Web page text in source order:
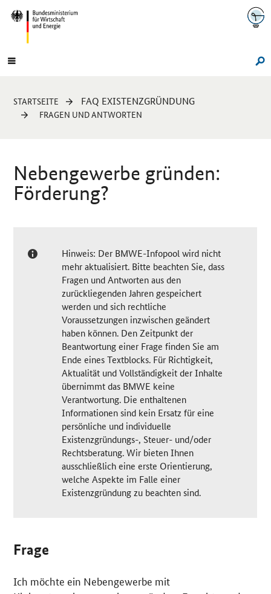
Navigation
Hauptmenü
Sie
sind
STARTSEITE FAQ EXISTENZGRÜNDUNG
FRAGEN UND ANTWORTEN
Nebengewerbe gründen:
Förderung?
Hinweis: Der BMWE-Infopool wird nicht
mehr aktualisiert. Bitte beachten Sie, dass
Fragen und Antworten aus den
zurückliegenden Jahren gespeichert
werden und sich rechtliche
Voraussetzungen inzwischen geändert
haben können. Den Zeitpunkt der
Beantwortung einer Frage finden Sie am
Ende eines Textblocks. Für Richtigkeit,
Aktualität und Vollständigkeit der Inhalte
übernimmt das BMWE keine
Verantwortung. Die enthaltenen
Informationen sind kein Ersatz für eine
persönliche und individuelle
Existenzgründungs-, Steuer- und/oder
Rechtsberatung. Wir bieten Ihnen
ausschließlich eine erste Orientierung,
welche Aspekte im Falle einer
Existenzgründung zu beachten sind.
Frage
Ich möchte ein Nebengewerbe mit